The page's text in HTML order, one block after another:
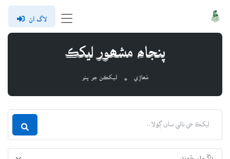
لاگ ان
پنجاھ مشھور ليکڪ
مُھاڙِي ليکڪن جو پنو